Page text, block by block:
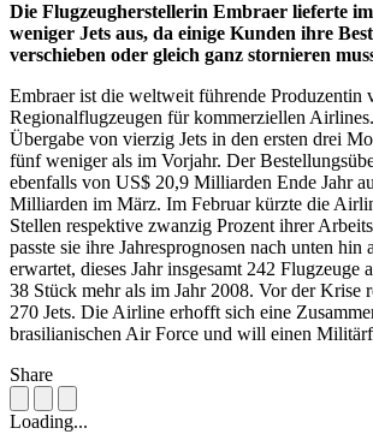
Die Flugzeugherstellerin Embraer lieferte
weniger Jets aus, da einige Kunden ihre
verschieben oder gleich ganz stornieren
Embraer ist die weltweit führende Produzentin
Regionalflugzeugen für kommerziellen
Übergabe von vierzig Jets in den ersten drei
fünf weniger als im Vorjahr. Der
ebenfalls von US$ 20,9 Milliarden Ende Jahr
Milliarden im März. Im Februar kürzte die
Stellen respektive zwanzig Prozent ihrer
passte sie ihre Jahresprognosen nach unten hin
erwartet, dieses Jahr insgesamt 242 Flugzeuge
38 Stück mehr als im Jahr 2008. Vor der Krise
270 Jets. Die Airline erhofft sich eine
brasilianischen Air Force und will einen
Share
Loading...